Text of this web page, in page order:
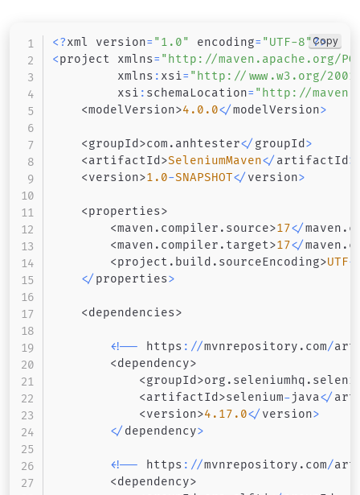
<?xml version= "1.0" encoding= "UTF-8"?>
<project xmlns= "http://maven.apache.org/
         xmlns
: xsi= "http://www.w3.org/2001/
         xsi
: schemaLocation= "http://
<modelVersion>4.0 .0</modelVersion>
<groupId >com . anhtester</ groupId >
<artifactId >SeleniumMaven</ artifactId >
<version>1.0-SNAPSHOT</ version>
<properties>
<maven . compiler . source>17</maven .
<maven . compiler . target>17</maven .
<project . build . sourceEncoding>UTF-
</ properties>
<dependencies>
<!-- https : //mvnrepository . com/
<dependency>
<groupId >org . seleniumhq .
<artifactId >selenium-java</
<version>4.17 .0</ version>
</ dependency>
<!-- https : //mvnrepository . com/
<dependency>
Copy